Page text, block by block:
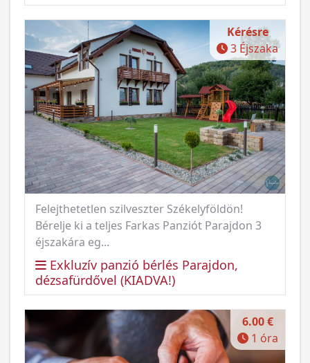
Felejthetetlen szilveszter Székelyföldön!
Bérelje ki a teljes Farkas Panziót Parajdon 3
éjszakára eg...
Exkluzív panzió bérlés Parajdon,
dézsafürdővel (KIADVA!)
Kérésre
3 Éjszaka
6.00 €
1 óra